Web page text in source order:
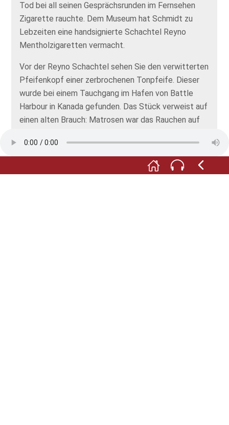
Tod bei all seinen Gesprächsrunden im Fernsehen
Zigarette rauchte. Dem Museum hat Schmidt zu
Lebzeiten eine handsignierte Schachtel Reyno
Mentholzigaretten vermacht.
Vor der Reyno Schachtel sehen Sie den verwitterten
Pfeifenkopf einer zerbrochenen Tonpfeife. Dieser
wurde bei einem Tauchgang im Hafen von Battle
Harbour in Kanada gefunden. Das Stück verweist auf
einen alten Brauch: Matrosen war das Rauchen auf
Schiffe in Brand gerieten oder die gelagerte
Munition sich entzündete. So war es in einigen
Regionen der Brauch, dass die Matrosen beim